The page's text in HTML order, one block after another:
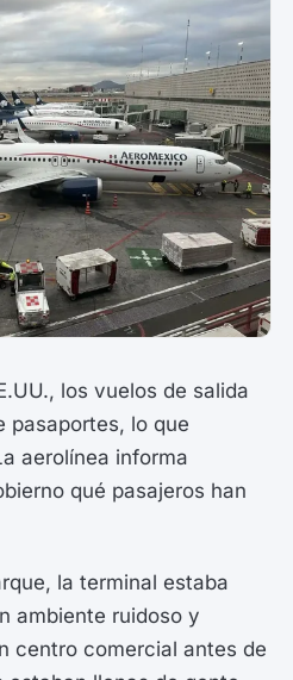
los vuelos de salida
pasaportes, lo que
aerolínea informa
qué pasajeros han
la terminal estaba
ambiente ruidoso y
centro comercial antes de